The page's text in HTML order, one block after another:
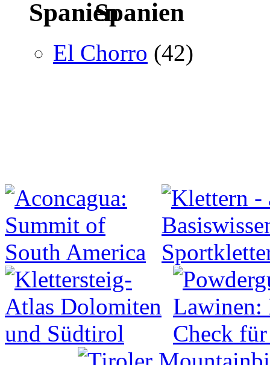
Spanien
El Chorro (42)